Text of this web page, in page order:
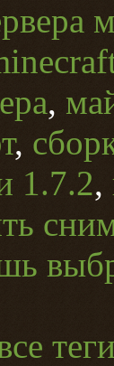
,
,
1.7.2,
теги